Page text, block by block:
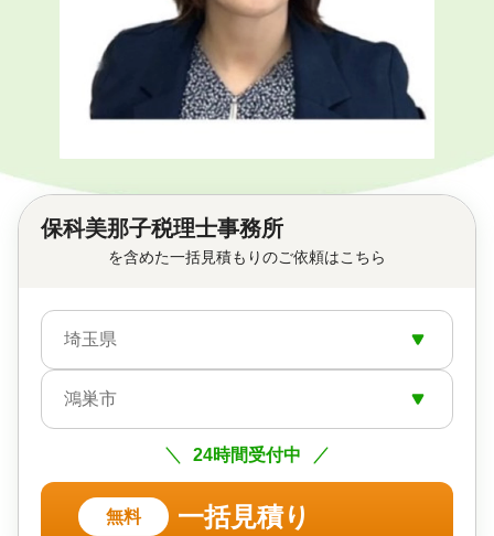
保科美那子税理士事務所
を含めた一括見積もりのご依頼はこちら
埼玉県
鴻巣市
24時間受付中
無料 一括見積り